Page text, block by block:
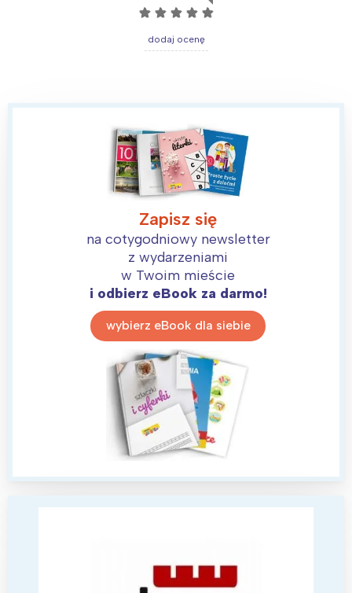
☆ ☆ ☆ ☆ ☆
dodaj ocenę
Zapisz się
na cotygodniowy newsletter
z wydarzeniami
w Twoim mieście
i odbierz eBook za darmo!
wybierz eBook dla siebie